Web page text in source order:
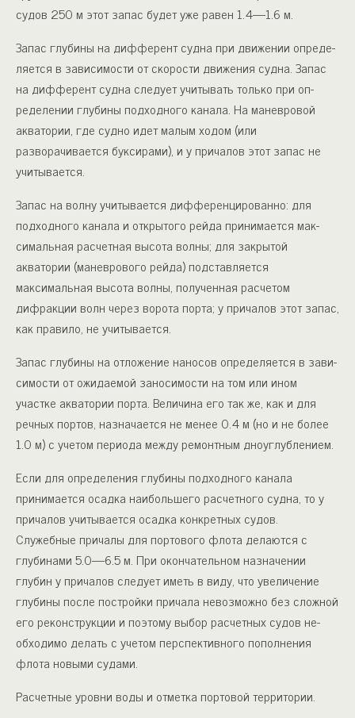
судов 250 м этот за­пас будет уже равен 1.4—1.6 м.
Запас глубины на дифферент судна при движении опреде­
ляется в зависимости от скорости движения судна. Запас
на дифферент судна следует учитывать только при оп­
ределении глубины подходного канала. На маневровой
акватории, где судно идет малым ходом (или
разворачивается буксирами), и у причалов этот запас не
учитывается.
Запас на волну учитывается дифференцированно: для
подходного канала и открытого рейда принимается мак­
симальная расчетная высота волны; для закрытой
акватории (ма­неврового рейда) подставляется
максимальная высота волны, по­лученная расчетом
дифракции волн через ворота порта; у прича­лов этот запас,
как правило, не учитывается.
Запас глубины на отложение наносов определяется в зави­
симости от ожидаемой заносимости на том или ином
участке ак­ватории порта. Величина его так же, как и для
речных портов, назначается не менее 0.4 м (но и не более
1.0 м) с учетом перио­да между ремонтным дноуглублением.
Если для определения глубины подходного канала
принимается осадка наибольшего расчетного судна, то у
причалов учитывается осадка конкретных судов.
Служебные причалы для портового флота делаются с
глубинами 5.0—6.5 м. При окон­чательном назначении
глубин у причалов следует иметь в виду, что увеличение
глубины после постройки причала невозможно без сложной
его реконструкции и поэтому выбор расчетных судов не­
обходимо делать с учетом перспективного пополнения
флота но­выми судами.
Расчетные уровни воды и отметка портовой территории.